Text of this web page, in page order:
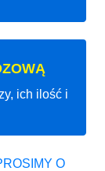
ich ilość i
O